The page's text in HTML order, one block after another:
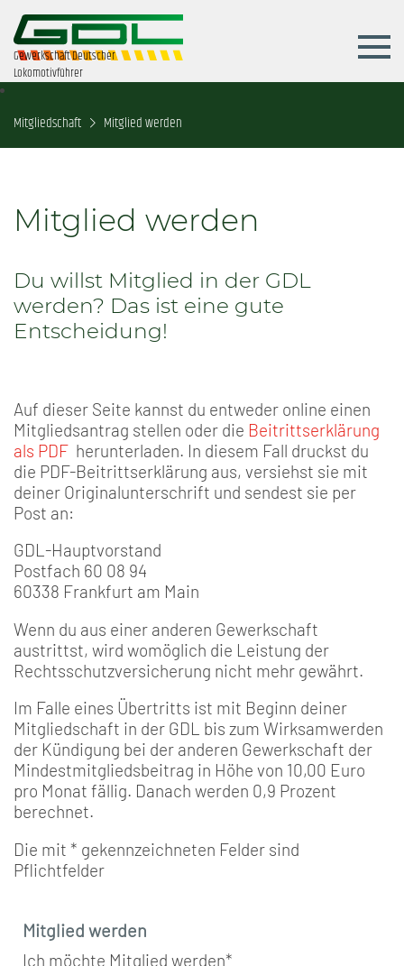
Gewerkschaft Deutscher
Lokomotivführer
Mitgliedschaft Mitglied werden
Mitglied werden
Du willst Mitglied in der GDL
werden? Das ist eine gute
Entscheidung!
Auf dieser Seite kannst du entweder online einen
Mitgliedsantrag stellen oder die Beitrittserklärung
als PDF herunterladen. In diesem Fall druckst du
die PDF-Beitrittserklärung aus, versiehst sie mit
deiner Originalunterschrift und sendest sie per
Post an:
GDL-Hauptvorstand
Postfach 60 08 94
60338 Frankfurt am Main
Wenn du aus einer anderen Gewerkschaft
austrittst, wird womöglich die Leistung der
Rechtsschutzversicherung nicht mehr gewährt.
Im Falle eines Übertritts ist mit Beginn deiner
Mitgliedschaft in der GDL bis zum Wirksamwerden
der Kündigung bei der anderen Gewerkschaft der
Mindestmitgliedsbeitrag in Höhe von 10,00 Euro
pro Monat fällig. Danach werden 0,9 Prozent
berechnet.
Die mit * gekennzeichneten Felder sind
Pflichtfelder
Mitglied werden
Ich möchte Mitglied werden*